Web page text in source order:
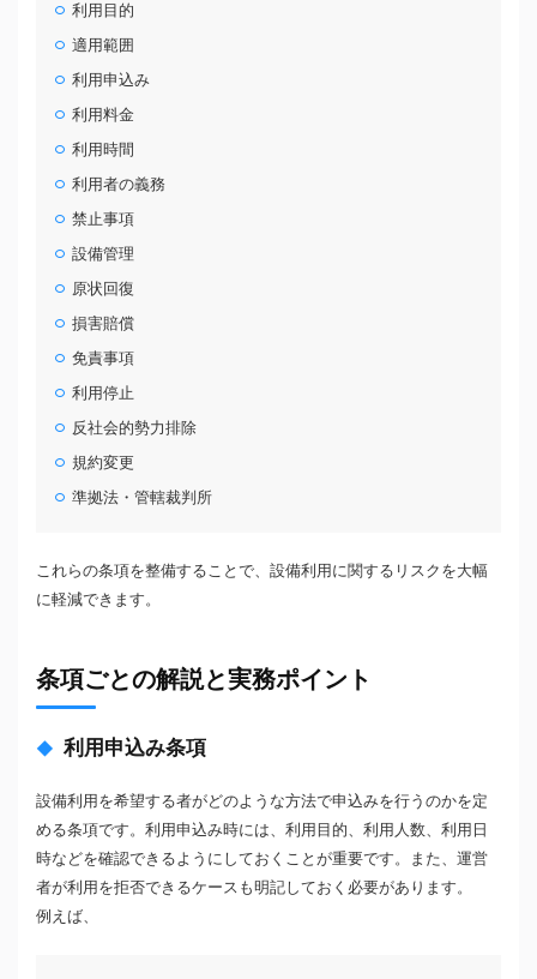
利用目的
適用範囲
利用申込み
利用料金
利用時間
利用者の義務
禁止事項
設備管理
原状回復
損害賠償
免責事項
利用停止
反社会的勢力排除
規約変更
準拠法・管轄裁判所
これらの条項を整備することで、設備利用に関するリスクを大幅
に軽減できます。
条項ごとの解説と実務ポイント
利用申込み条項
設備利用を希望する者がどのような方法で申込みを行うのかを定
める条項です。利用申込み時には、利用目的、利用人数、利用日
時などを確認できるようにしておくことが重要です。また、運営
者が利用を拒否できるケースも明記しておく必要があります。
例えば、